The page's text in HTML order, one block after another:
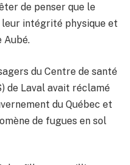
de penser que le
intégrité physique et
Aubé.
du Centre de santé
de Laval avait réclamé
du Québec et
de fugues en sol